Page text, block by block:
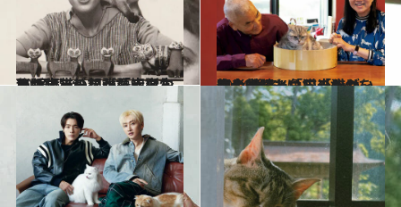
2024.6.11
リサ・ラーソン「赤白しましま猫」に誰も知らない“原型”があった？ ヒットの生みの親が語る誕生秘話
カルチャー 2024.6.7
岩合光昭と角田光代が、初の対談。「猫のかわいさの“後ろ”にあるものを写し留めたい」「猫は、使者」
カルチャー